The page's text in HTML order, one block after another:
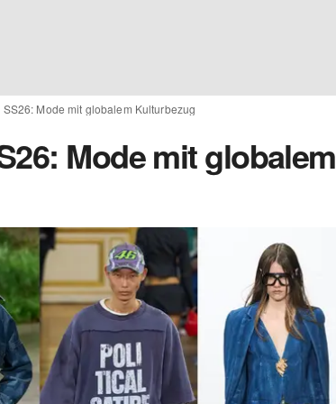
SS26: Mode mit globalem Kulturbezug
Mode mit globalem